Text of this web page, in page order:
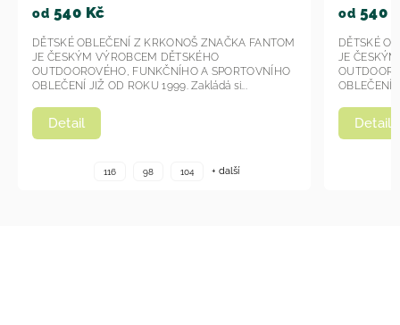
FANTOM
si...
DĚTSKÉ OBLEČENÍ Z KRKONOŠ ZNAČKA FANTOM
JE ČESKÝM VÝROBCEM DĚTSKÉHO
OUTDOOROVÉHO, FUNKČNÍHO A SPORTOVNÍHO
OBLEČENÍ JIŽ OD ROKU 1999. Zakládá si...
116